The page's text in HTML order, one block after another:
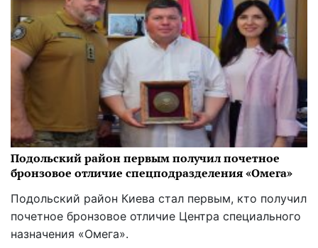
Подольский район первым получил почетное
бронзовое отличие спецподразделения «Омега»
Подольский район Киева стал первым, кто получил
почетное бронзовое отличие Центра специального
назначения «Омега».